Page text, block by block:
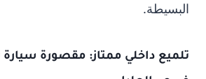
البسيطة.
تلميع داخلي ممتاز: مقصورة سيارة